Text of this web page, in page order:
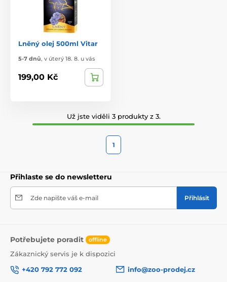
Lněný olej 500ml Vitar
5-7 dnů, v úterý 18. 8. u vás
199,00 Kč
Už jste viděli 3 produkty z 3.
1
Přihlaste se do newsletteru
Zde napište váš e-mail Přihlásit
Potřebujete poradit offline
Zákaznický servis je k dispozici
+420 792 772 092
info@zoo-prodej.cz